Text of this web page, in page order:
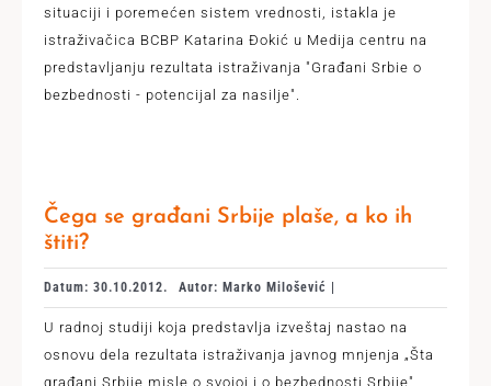
situaciji i poremećen sistem vrednosti, istakla je
istraživačica BCBP Katarina Đokić u Medija centru na
predstavljanju rezultata istraživanja "Građani Srbie o
bezbednosti - potencijal za nasilje".
Čega se građani Srbije plaše, a ko ih
štiti?
Datum: 30.10.2012. Autor: Marko Milošević |
U radnoj studiji koja predstavlja izveštaj nastao na
osnovu dela rezultata istraživanja javnog mnjenja „Šta
građani Srbije misle o svojoj i o bezbednosti Srbije"